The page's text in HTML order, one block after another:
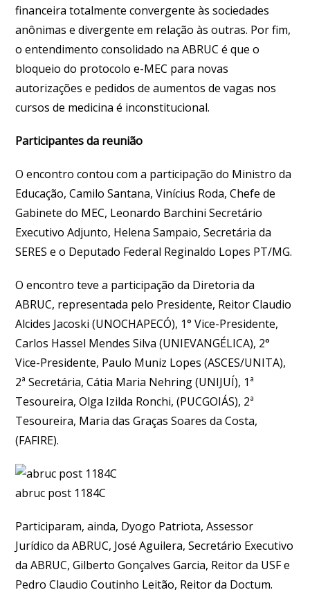
financeira totalmente convergente às sociedades
anônimas e divergente em relação às outras. Por fim,
o entendimento consolidado na ABRUC é que o
bloqueio do protocolo e-MEC para novas
autorizações e pedidos de aumentos de vagas nos
cursos de medicina é inconstitucional.
Participantes da reunião
O encontro contou com a participação do Ministro da
Educação, Camilo Santana, Vinícius Roda, Chefe de
Gabinete do MEC, Leonardo Barchini Secretário
Executivo Adjunto, Helena Sampaio, Secretária da
SERES e o Deputado Federal Reginaldo Lopes PT/MG.
O encontro teve a participação da Diretoria da
ABRUC, representada pelo Presidente, Reitor Claudio
Alcides Jacoski (UNOCHAPECÓ), 1° Vice-Presidente,
Carlos Hassel Mendes Silva (UNIEVANGÉLICA), 2°
Vice-Presidente, Paulo Muniz Lopes (ASCES/UNITA),
2ª Secretária, Cátia Maria Nehring (UNIJUÍ), 1ª
Tesoureira, Olga Izilda Ronchi, (PUCGOIÁS), 2ª
Tesoureira, Maria das Graças Soares da Costa,
(FAFIRE).
abruc post 1184C
Participaram, ainda, Dyogo Patriota, Assessor
Jurídico da ABRUC, José Aguilera, Secretário Executivo
da ABRUC, Gilberto Gonçalves Garcia, Reitor da USF e
Pedro Claudio Coutinho Leitão, Reitor da Doctum.